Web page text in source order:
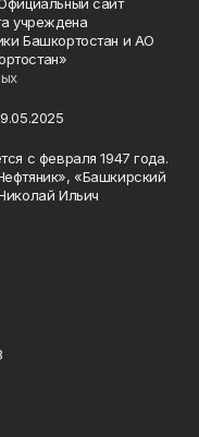
учреждена
Башкортостан и АО
с февраля 1947 года.
«Башкирский
Ильич